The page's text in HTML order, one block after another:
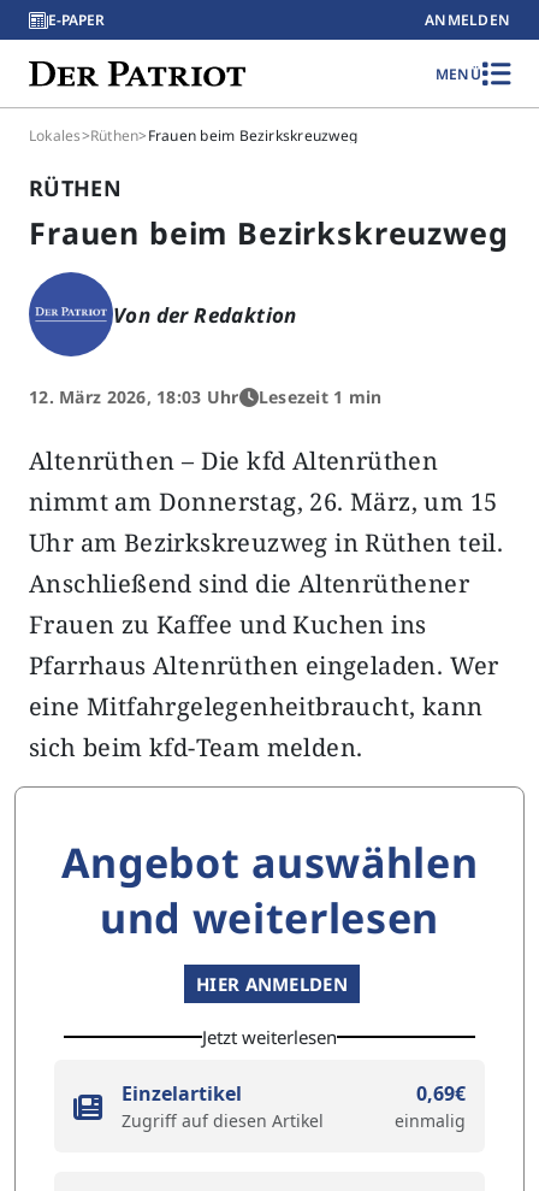
E-PAPER ANMELDEN
MENÜ
Lokales>Rüthen>Frauen beim Bezirkskreuzweg
RÜTHEN
Frauen beim Bezirkskreuzweg
Von der Redaktion
12. März 2026, 18:03 Uhr Lesezeit 1 min
Altenrüthen – Die kfd Altenrüthen
nimmt am Donnerstag, 26. März, um 15
Uhr am Bezirkskreuzweg in Rüthen teil.
Anschließend sind die Altenrüthener
Frauen zu Kaffee und Kuchen ins
Pfarrhaus Altenrüthen eingeladen. Wer
eine Mitfahrgelegenheitbraucht, kann
sich beim kfd-Team melden.
Angebot auswählen
und weiterlesen
HIER ANMELDEN
Jetzt weiterlesen
Einzelartikel
Zugriff auf diesen Artikel
0,69€
einmalig